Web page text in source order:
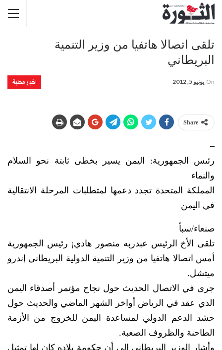
تلقى اتصالا هاتفيا من وزير التنمية
البريطاني
اخبار محلية On يونيو 5, 2012
Share
–
رئىس الجمهورية: اليمن يسير بخطى ثابتة نحو السلام
والنماء
المملكة المتحدة تجدد دعمها لمتطلبات المرحلة الانتقالية
في اليمن
صنعاء/سبأ
تلقى الأخ الرئيس عبدربه منصور هادي¡ رئيس الجمهورية
أمس اتصالا هاتفيا من وزير التنمية الدولية البريطاني إندرو
ميتشل.
جرى في الاتصال الحديث حول نجاح مؤتمر أصدقاء اليمن
الذي عقد في الرياض أواخر الشهر الماضي والحديث حول
حشد الدعم الدولي لمساعدة اليمن للخروج من الأزمة
الطاحنة والظروف الصعبة.
وأشار الوزير البريطاني إلى أن حكومة بلاده كان لها تمثيل